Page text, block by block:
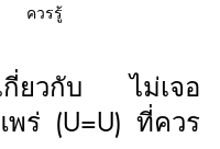
ควรรู้
กี่ยวกับ ไม่เจอ
พร่ (U=U) ที่ควร